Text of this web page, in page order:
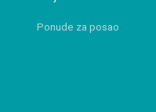
Ponude za posao